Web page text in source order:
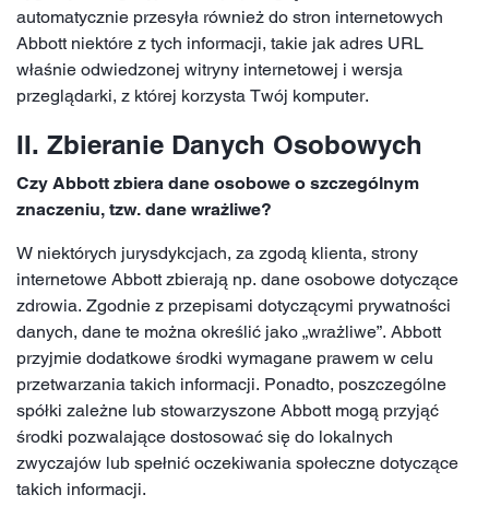
automatycznie przesyła również do stron internetowych
Abbott niektóre z tych informacji, takie jak adres URL
właśnie odwiedzonej witryny internetowej i wersja
przeglądarki, z której korzysta Twój komputer.
II. Zbieranie Danych Osobowych
Czy Abbott zbiera dane osobowe o szczególnym
znaczeniu, tzw. dane wrażliwe?
W niektórych jurysdykcjach, za zgodą klienta, strony
internetowe Abbott zbierają np. dane osobowe dotyczące
zdrowia. Zgodnie z przepisami dotyczącymi prywatności
danych, dane te można określić jako „wrażliwe”. Abbott
przyjmie dodatkowe środki wymagane prawem w celu
przetwarzania takich informacji. Ponadto, poszczególne
spółki zależne lub stowarzyszone Abbott mogą przyjąć
środki pozwalające dostosować się do lokalnych
zwyczajów lub spełnić oczekiwania społeczne dotyczące
takich informacji.